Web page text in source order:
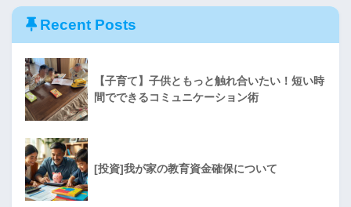
Recent Posts
【子育て】子供ともっと触れ合いたい！短い時
間でできるコミュニケーション術
[投資]我が家の教育資金確保について